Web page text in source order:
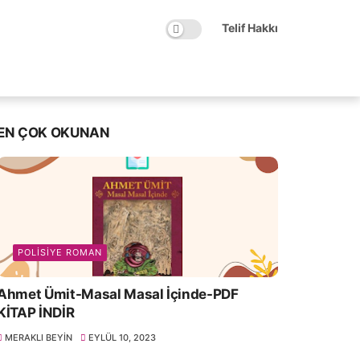
Telif Hakkı
ÇOK OKUNAN
POLISIYE ROMAN
Ümit-Masal Masal İçinde-PDF
İNDİR
MERAKLI BEYIN EYLÜL 10, 2023